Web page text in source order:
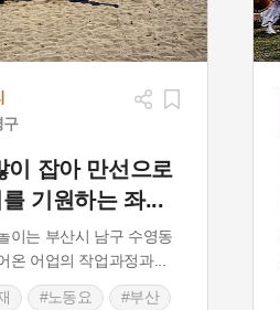
구
이 잡아 만선으로
기원하는 좌...
이는 부산시 남구 수영동
온 어업의 작업과정과...
#노동요 #부산